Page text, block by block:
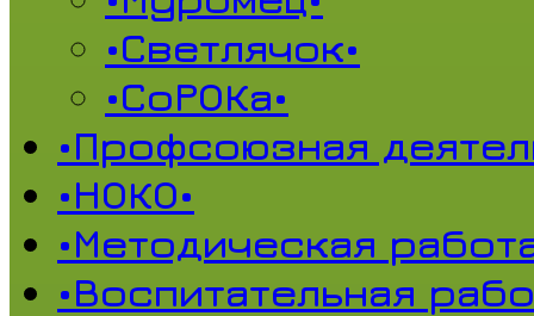
•Светлячок•
•СоРОКа•
•Профсоюзная
•НОКО•
•Методическая
•Воспитательная